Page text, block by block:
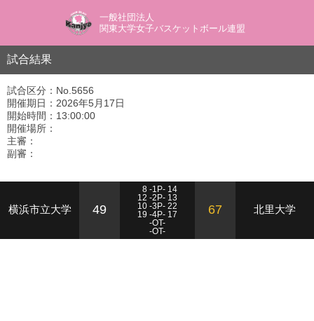
一般社団法人
関東大学女子バスケットボール連盟
試合結果
試合区分：No.5656
開催期日：2026年5月17日
開始時間：13:00:00
開催場所：
主審：
副審：
横浜市立大学 49
8 -1P- 14
12 -2P- 13
10 -3P- 22
19 -4P- 17
-OT-
-OT-
67 北里大学